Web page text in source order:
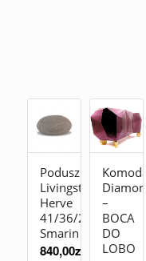
Poduszka
Livingstones
Herve
41/36/23
Smarin
840,00zł
Komoda
Diamond
–
BOCA
DO
LOBO